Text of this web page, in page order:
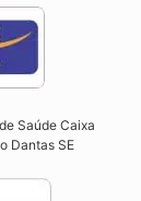
Saúde Caixa
Dantas SE​